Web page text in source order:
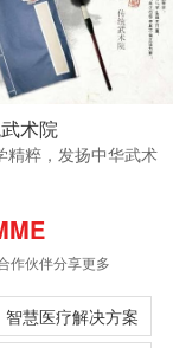
带到武汉开设家“
术院
精粹，发扬中华武术
作伙伴分享更多
智慧医疗解决方案